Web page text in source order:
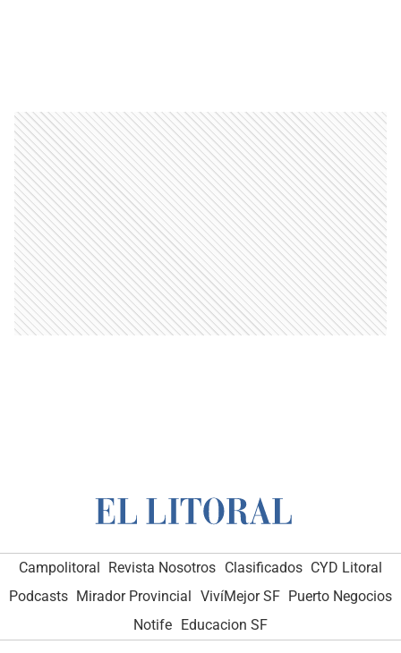
Campolitoral Revista Nosotros Clasificados CYD Litoral
Podcasts Mirador Provincial VivíMejor SF Puerto Negocios
Notife Educacion SF